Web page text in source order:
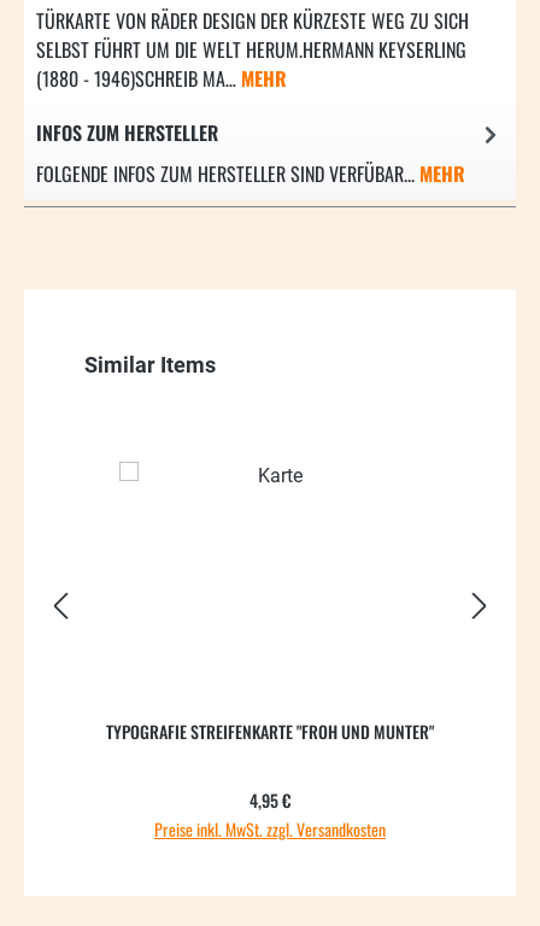
TÜRKARTE VON RÄDER DESIGN DER KÜRZESTE WEG ZU SICH
SELBST FÜHRT UM DIE WELT HERUM.HERMANN KEYSERLING
(1880 - 1946)SCHREIB MA… MEHR
INFOS ZUM HERSTELLER
FOLGENDE INFOS ZUM HERSTELLER SIND VERFÜBAR... MEHR
Produktgalerie überspringen
Similar Items
TYPOGRAFIE STREIFENKARTE "FROH UND MUNTER"
Regulärer Preis:
4,95 €
Preise inkl. MwSt. zzgl. Versandkosten